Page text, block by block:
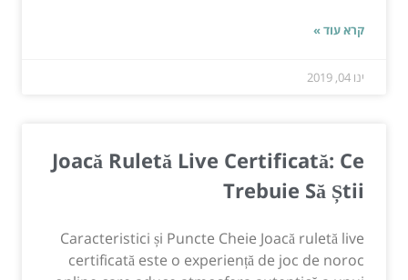
קרא עוד »
ינו 04, 2019
Joacă Ruletă Live Certificată: Ce
Trebuie Să Știi
Caracteristici și Puncte Cheie Joacă ruletă live
certificată este o experiență de joc de noroc